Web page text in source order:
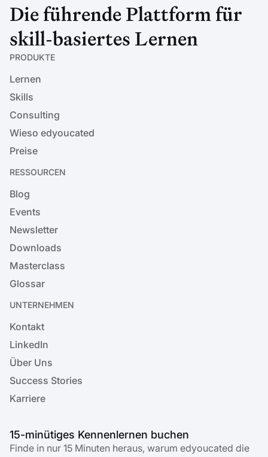
15-minütiges Kennenlernen buchen
Finde in nur 15 Minuten heraus, warum edyoucated die
Die führende Plattform für
skill-basiertes Lernen
PRODUKTE
Lernen
Skills
Consulting
Wieso edyoucated
Preise
RESSOURCEN
Blog
Events
Newsletter
Downloads
Masterclass
Glossar
UNTERNEHMEN
Kontakt
LinkedIn
Über Uns
Success Stories
Karriere